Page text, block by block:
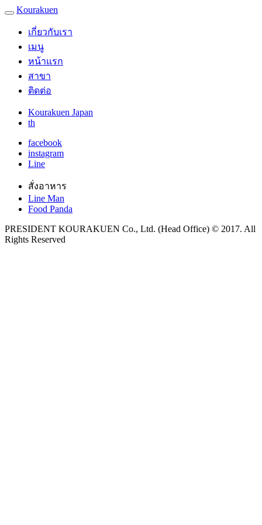
Kourakuen
เกี่ยวกับเรา
เมนู
หน้าแรก
สาขา
ติดต่อ
Kourakuen Japan
th
facebook
instagram
Line
สั่งอาหาร
Line Man
Food Panda
PRESIDENT KOURAKUEN Co., Ltd. (Head Office) © 2017. All
Rights Reserved